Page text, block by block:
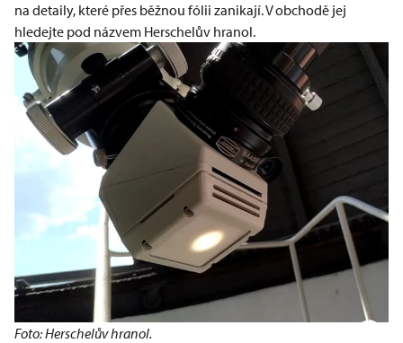
na detaily, které přes běžnou fólii zanikají. V obchodě jej
hledejte pod názvem Herschelův hranol.
Foto: Herschelův hranol.